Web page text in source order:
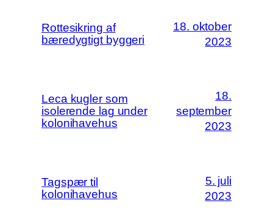
Rottesikring af
bæredygtigt byggeri
18. oktober
2023
Leca kugler som
isolerende lag under
kolonihavehus
18.
september
2023
Tagspær til
kolonihavehus
5. juli
2023